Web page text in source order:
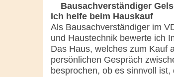
Bausachverständiger
Ich helfe beim Hauskauf
Als Bausachverständiger im
und Haustechnik bewerte ich
Das Haus, welches zum Kauf
persönlichen Gespräch
besprochen, ob es sinnvoll